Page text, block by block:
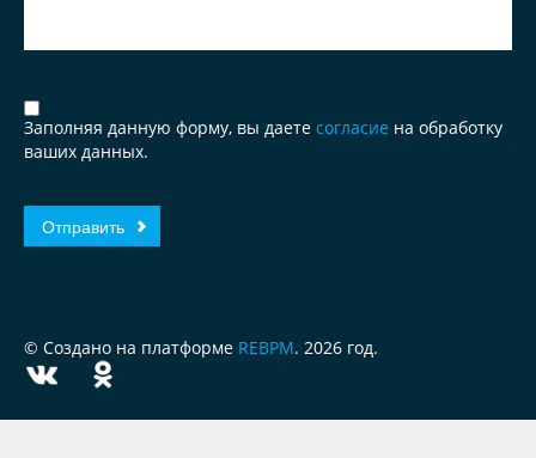
Заполняя данную форму, вы даете согласие на обработку
ваших данных.
© Создано на платформе REBPM. 2026 год.